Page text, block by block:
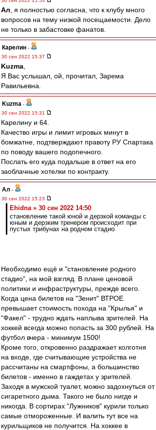
Ал , я полностью согласна, что к клубу много
вопросов на тему низкой посещаемости. Дело
не только в забастовке фанатов.
Карелин -
30 сен 2022 15:37
Kuzma
Я Вас услышал, ой, прочитал, Зарема
Равильевна.
Kuzma -
30 сен 2022 15:31
Карелину и 64.
Качество игры и лимит игровых минут в
бомжатне, подтверждают правоту РУ Спартака
по поводу вашего подопечного.
Послать его куда подальше в ответ на его
заоблачные хотелки по контракту.
Ал -
30 сен 2022 15:23
Ehidna » 30 сен 2022 14:50
становление такой юной и дерзкой команды с
юным и дерзким тренером происходит при
пустых трибунах на родном стадио
Необходимо ещё и "становление родного
стадио", на мой взгляд. В плане ценовой
политики и инфраструктуры, прежде всего.
Когда цена билетов на "Зенит" ВТРОЕ
превышает стоимость похода на "Крылья" и
"Факел" - трудно ждать наплыва зрителей. На
хоккей всегда можно попасть за 300 рублей. На
футбол вчера - минимум 1500!
Кроме того, откровенно раздражает колготня
на входе, где считывающие устройства не
рассчитаны на смартфоны, а большинство
билетов - именно в гаждетах у зрителей.
Заходя в мужской туалет, можно задохнуться от
сигаретного дыма. Такого не было нигде и
никогда. В сортирах "Лужников" курили только
самые отмороженные. И валить тут все на
курильщиков не получится. На хоккее в